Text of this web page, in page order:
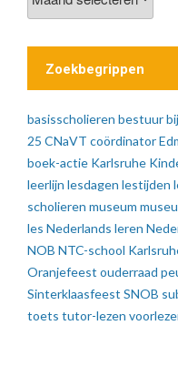
berichten
Zoekbegrippen
basisscholieren bestuur
25 CNaVT coördinator
boek-actie Karlsruhe
leerlijn lesdagen lestijden
scholieren museum
les Nederlands leren
NOB NTC-school
Oranjefeest ouderraad
Sinterklaasfeest SNOB
toets tutor-lezen